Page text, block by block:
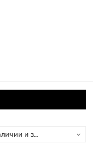
В наличии и заказ свыше 15 дн